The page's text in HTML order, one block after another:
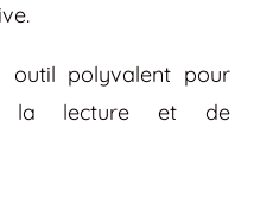
outil polyvalent pour
la lecture et de